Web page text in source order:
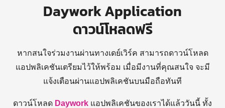
Daywork Application
ดาวน์โหลดฟรี
หากสนใจร่วมงานผ่านทางเดย์เวิร์ค สามารถดาวน์โหลด
แอปพลิเคชันเตรียมไว้ให้พร้อม เมื่อมีงานที่คุณสนใจ จะมี
แจ้งเตือนผ่านแอปพลิเคชันบนมือถือทันที
ดาวน์โหลด Daywork แอปพลิเคชันของเราได้แล้ววันนี้ ทั้ง